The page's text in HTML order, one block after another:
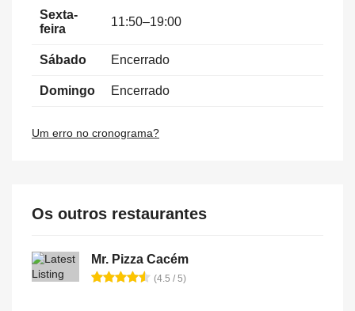
Sexta-
feira
11:50–19:00
Sábado Encerrado
Domingo Encerrado
Um erro no cronograma?
Os outros restaurantes
Mr. Pizza Cacém
(4.5 / 5)